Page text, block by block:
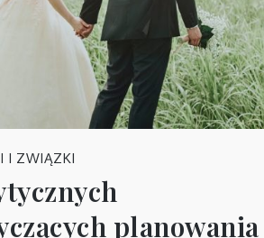
I ZWIĄZKI
planowania